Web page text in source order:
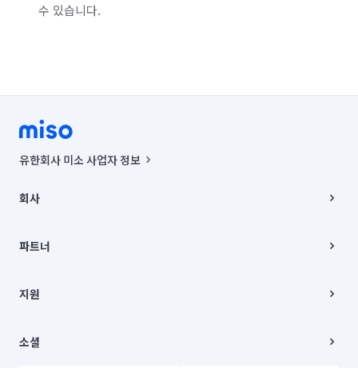
수 있습니다.
유한회사 미소 사업자 정보
00019 |
주소 | 본사: 서울특별시 종로구 율곡로 6(중학동, 트윈트리빌딩) B동 5층
컨택센터 : 서울특별시 종로구 수송동 율곡로 24, 7층, 8층 미소
상품, 상품정보, 거래에 관한 의무와 책임은 거래당사자에게 있습니다.
언론 보도 관련 문의:
© 유한회사 미소. Miso, Inc. All Rights Reserved.
회사
채용
파트너
이사
지원
이용약관
소셜